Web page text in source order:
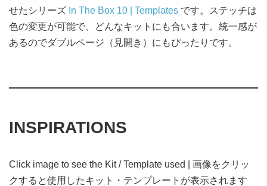
せたシリーズ In The Box 10 | Templates です。ステッチは
色の変更が可能で、どんなキットにも合います。統一感が
あるのでダブルページ（見開き）にもぴったりです。
INSPIRATIONS
Click image to see the Kit / Template used | 画像をクリッ
クすると使用したキット・テンプレートが表示されます